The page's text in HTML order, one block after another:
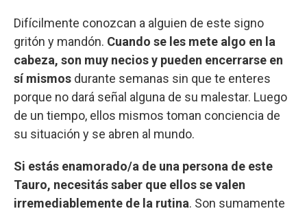
Difícilmente conozcan a alguien de este signo
gritón y mandón. Cuando se les mete algo en la
cabeza, son muy necios y pueden encerrarse en
sí mismos durante semanas sin que te enteres
porque no dará señal alguna de su malestar. Luego
de un tiempo, ellos mismos toman conciencia de
su situación y se abren al mundo.
Si estás enamorado/a de una persona de este
Tauro, necesitás saber que ellos se valen
irremediablemente de la rutina. Son sumamente